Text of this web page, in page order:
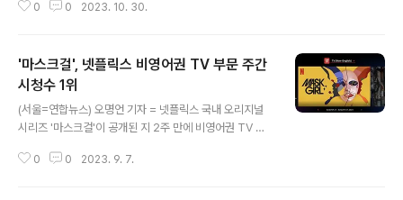
인가' 100만 관객 눈앞 | 연합뉴스 (서울=연합뉴스) 오보
ww.yna.co.kr [2023.10.29(일) 일간 박스오피스 순위
- 박스오피스 끝판왕 APP] 박스오피스끝판왕 - 영화 예매
순위 역대 관객수 별점 - Google Play 앱 실시간 / 일간 /
연간 / 역대 영화 관객 순위 play.google.com
0 0 2023. 10. 30.
'마스크걸', 넷플릭스 비영어권 TV 부문 주간
시청수 1위
(서울=연합뉴스) 오명언 기자 = 넷플릭스 국내 오리지널
시리즈 '마스크걸'이 공개된 지 2주 만에 비영어권 TV 부
영어권 TV 부문 주간 시청수 1위 | 연합뉴스 (서울=연합뉴
0 0 2023. 9. 7.